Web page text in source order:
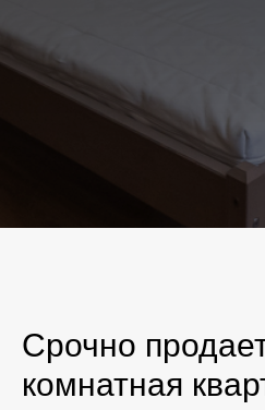
Срочно
комнатная